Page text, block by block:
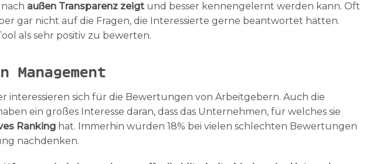
außen Transparenz zeigtund besser kennengelernt werden kann. Oft
gar nicht auf die Fragen, die Interessierte gerne beantwortet hätten.
als sehr positiv zu bewerten.
interessieren sich für die Bewertungen von Arbeitgebern. Auch die
ein großes Interesse daran, dass das Unternehmen, für welches sie
Rankinghat. Immerhin würden 18% bei vielen schlechten Bewertungen
nachdenken.